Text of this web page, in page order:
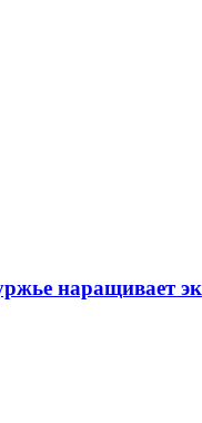
наращивает